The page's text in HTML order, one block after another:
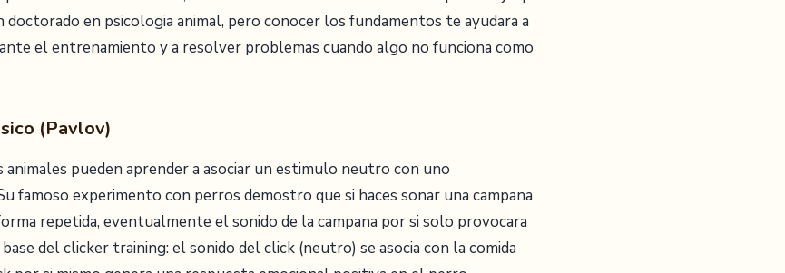
en psicologia animal, pero conocer los fundamentos te ayudara a
el entrenamiento y a resolver problemas cuando algo no funciona como
(Pavlov)
pueden aprender a asociar un estimulo neutro con uno
famoso experimento con perros demostro que si haces sonar una campana
repetida, eventualmente el sonido de la campana por si solo provocara
del clicker training: el sonido del click (neutro) se asocia con la comida